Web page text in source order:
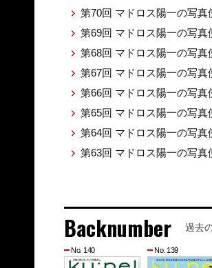
第70回 マドロス陽一の写
第69回 マドロス陽一の写
第68回 マドロス陽一の写
第67回 マドロス陽一の写真
第66回 マドロス陽一の写
第65回 マドロス陽一の写真
第64回 マドロス陽一の写
第63回 マドロス陽一の写
Backnumber 過去
No. 140 No. 139